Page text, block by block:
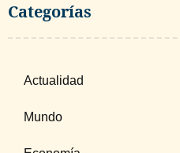
Categorías
Actualidad
Mundo